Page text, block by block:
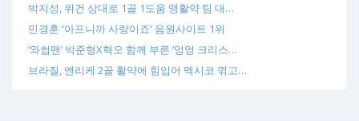
박지성, 위건 상대로 1골 1도움 맹활약 팀 대…
민경훈 '아프니까 사랑이죠' 음원사이트 1위
‘와썹맨’ 박준형X혁오 함께 부른 ‘엉엉 크리스…
브라질, 엔리케 2골 활약에 힘입어 멕시코 꺾고…